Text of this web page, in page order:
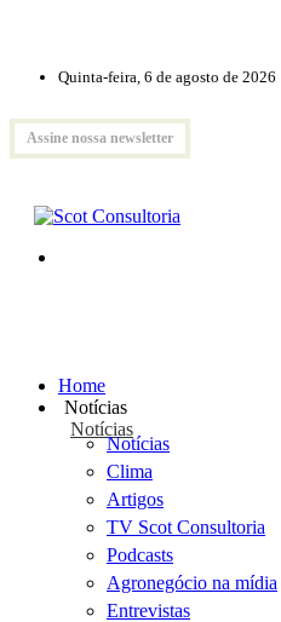
Quinta-feira, 6 de agosto de 2026
Assine nossa newsletter
Home
Notícias
Notícias
Notícias
Clima
Artigos
TV Scot Consultoria
Podcasts
Agronegócio na mídia
Entrevistas